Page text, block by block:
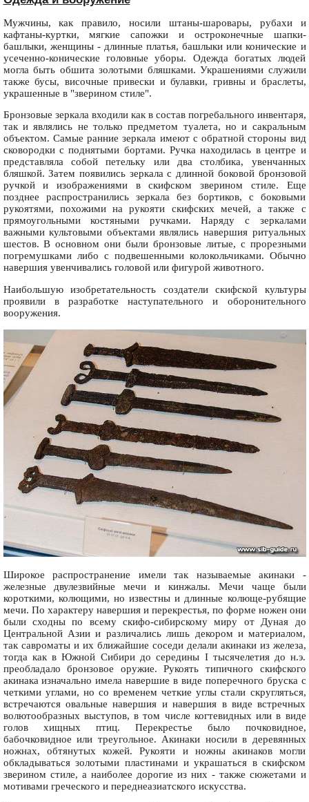
Мужчины, как правило, носили штаны-шаровары, рубахи и
кафтаны-куртки, мягкие сапожки и остроконечные шапки-
башлыки, женщины - длинные платья, башлыки или конические и
усеченно-конические головные уборы. Одежда богатых людей
могла быть обшита золотыми бляшками. Украшениями служили
также бусы, височные привески и булавки, гривны и браслеты,
украшенные в "зверином стиле".
Бронзовые зеркала входили как в состав погребального инвентаря,
так и являлись не только предметом туалета, но и сакральным
объектом. Самые ранние зеркала имеют с обратной стороны вид
сковородки с поднятыми бортами. Ручка находилась в центре и
представляла собой петельку или два столбика, увенчанных
бляшкой. Затем появились зеркала с длинной боковой бронзовой
ручкой и изображениями в скифском зверином стиле. Еще
позднее распространились зеркала без бортиков, с боковыми
рукоятями, похожими на рукояти скифских мечей, а также с
прямоугольными костяными ручками. Наряду с зеркалами
важными культовыми объектами являлись навершия ритуальных
шестов. В основном они были бронзовые литые, с прорезными
погремушками либо с подвешенными колокольчиками. Обычно
навершия увенчивались головой или фигурой животного.
Наибольшую изобретательность создатели скифской культуры
проявили в разработке наступательного и оборонительного
вооружения.
Широкое распространение имели так называемые акинаки -
железные двулезвийные мечи и кинжалы. Мечи чаще были
короткими, колющими, но известны и длинные колюще-рубящие
мечи. По характеру навершия и перекрестья, по форме ножен они
были сходны по всему скифо-сибирскому миру от Дуная до
Центральной Азии и различались лишь декором и материалом,
так савроматы и их ближайшие соседи делали акинаки из железа,
тогда как в Южной Сибири до середины I тысячелетия до н.э.
преобладало бронзовое оружие. Рукоять типичного скифского
акинака изначально имела навершие в виде поперечного бруска с
четкими углами, но со временем четкие углы стали скругляться,
встречаются овальные навершия и навершия в виде встречных
волютообразных выступов, в том числе когтевидных или в виде
голов хищных птиц. Перекрестье было почковидное,
бабочковидное или треугольное. Акинаки носили в деревянных
ножнах, обтянутых кожей. Рукояти и ножны акинаков могли
обкладываться золотыми пластинами и украшаться в скифском
зверином стиле, а наиболее дорогие из них - также сюжетами и
мотивами греческого и переднеазиатского искусства.